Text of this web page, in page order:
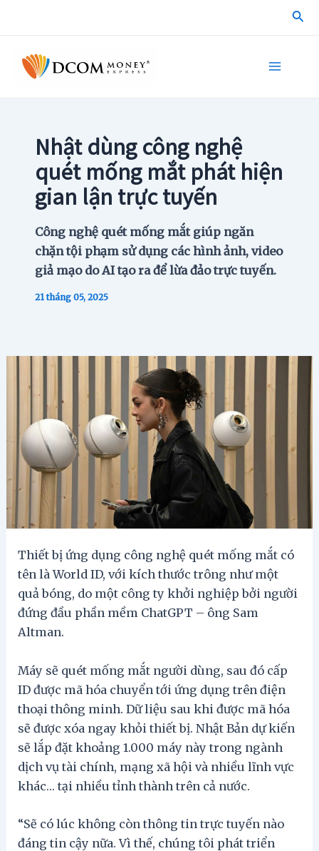
Nhật dùng công nghệ
quét mống mắt phát hiện
gian lận trực tuyến
Công nghệ quét mống mắt giúp ngăn
chặn tội phạm sử dụng các hình ảnh, video
giả mạo do AI tạo ra để lừa đảo trực tuyến.
21 tháng 05, 2025
Thiết bị ứng dụng công nghệ quét mống mắt có
tên là World ID, với kích thước trông như một
quả bóng, do một công ty khởi nghiệp bởi người
đứng đầu phần mềm ChatGPT – ông Sam
Altman.
Máy sẽ quét mống mắt người dùng, sau đó cấp
ID được mã hóa chuyển tới ứng dụng trên điện
thoại thông minh. Dữ liệu sau khi được mã hóa
sẽ được xóa ngay khỏi thiết bị. Nhật Bản dự kiến
sẽ lắp đặt khoảng 1.000 máy này trong ngành
dịch vụ tài chính, mạng xã hội và nhiều lĩnh vực
khác… tại nhiều tỉnh thành trên cả nước.
“Sẽ có lúc không còn thông tin trực tuyến nào
đáng tin cậy nữa. Vì thế, chúng tôi phát triển